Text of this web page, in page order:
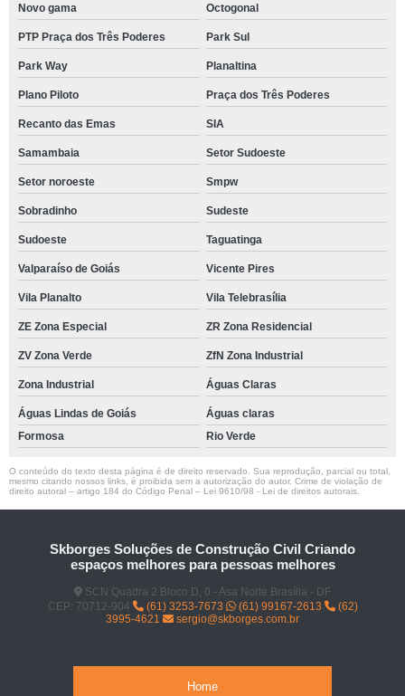
Novo gama Octogonal
PTP Praça dos Três Poderes Park Sul
Park Way Planaltina
Plano Piloto Praça dos Três Poderes
Recanto das Emas SIA
Samambaia Setor Sudoeste
Setor noroeste Smpw
Sobradinho Sudeste
Sudoeste Taguatinga
Valparaíso de Goiás Vicente Pires
Vila Planalto Vila Telebrasília
ZE Zona Especial ZR Zona Residencial
ZV Zona Verde ZfN Zona Industrial
Zona Industrial Águas Claras
Águas Lindas de Goiás
Águas claras
Formosa
Rio Verde
O conteúdo do texto desta página é de direito reservado. Sua reprodução, parcial ou total,
mesmo citando nossos links, é proibida sem a autorização do autor. Crime de violação de
direito autoral – artigo 184 do Código Penal – Lei 9610/98 - Lei de direitos autorais
Skborges Soluções de Construção Civil Criando
espaços melhores para pessoas melhores
SCN Quadra 2 Bloco D, 0 - Asa Norte Brasília - DF
CEP: 70712-904
(61) 3253-7673 (61) 99167-2613
(62)
3995-4621
sergio@skborges.com.br
Home